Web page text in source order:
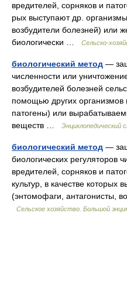
вредителей, сорняков и
рых выступают др.
возбудители болезней) или
биологически …
Сельско-
биологический метод —
численности или
возбудителей болезней
помощью других организмов
патогены) или
веществ …
Энциклопедический
биологический метод —
биологических регуляторов
вредителей, сорняков и
культур, в качестве которых
(энтомофаги, антагонисты,
Сельское хозяйство. Большой